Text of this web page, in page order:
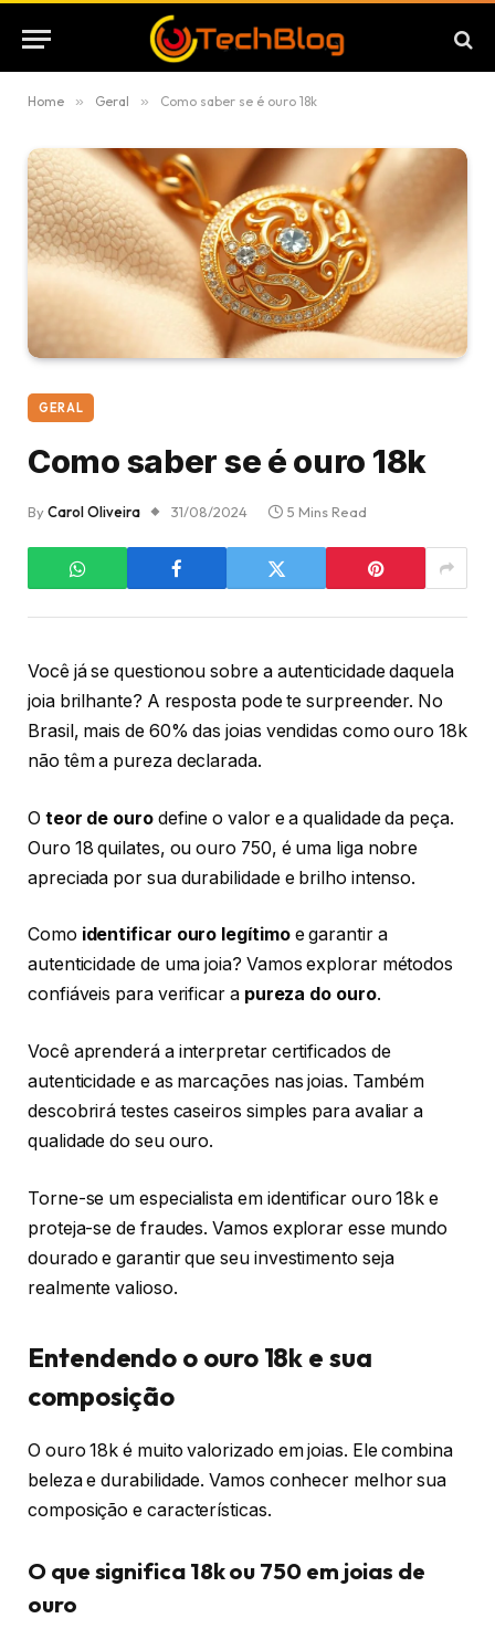
Home » Geral » Como saber se é ouro 18k
GERAL
Como saber se é ouro 18k
ByCarol Oliveira 31/08/2024 5 Mins Read
Você já se questionou sobre a autenticidade daquela
joia brilhante? A resposta pode te surpreender. No
Brasil, mais de 60% das joias vendidas como ouro 18k
não têm a pureza declarada.
O teor de ourodefine o valor e a qualidade da peça.
Ouro 18 quilates, ou ouro 750, é uma liga nobre
apreciada por sua durabilidade e brilho intenso.
Como identificar ouro legítimoe garantir a
autenticidade de uma joia? Vamos explorar métodos
confiáveis para verificar a pureza do ouro.
Você aprenderá a interpretar certificados de
autenticidade e as marcações nas joias. Também
descobrirá testes caseiros simples para avaliar a
qualidade do seu ouro.
Torne-se um especialista em identificar ouro 18k e
proteja-se de fraudes. Vamos explorar esse mundo
dourado e garantir que seu investimento seja
realmente valioso.
Entendendo o ouro 18k e sua
composição
O ouro 18k é muito valorizado em joias. Ele combina
beleza e durabilidade. Vamos conhecer melhor sua
composição e características.
O que significa 18k ou 750 em joias de
ouro